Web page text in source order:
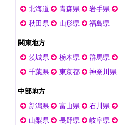
北海道
青森県 岩手県
秋田県
山形県 福島県
関東地方
茨城県
栃木県 群馬県
千葉県
東京都 神奈川県
中部地方
新潟県
富山県 石川県
山梨県
長野県 岐阜県